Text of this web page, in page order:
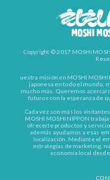
Copyright © 2017 MOSHI
uestra misión en MOSHI
japonesa en todo el mundo,
mucho más. Queremos
futuros con la esperanza de
Cada vez son más los
MOSHI MOSHI NIPPON
ofrecerte productos y
además ayudamos a esas
localización. Mediante el
estrategias de marketing,
economía local